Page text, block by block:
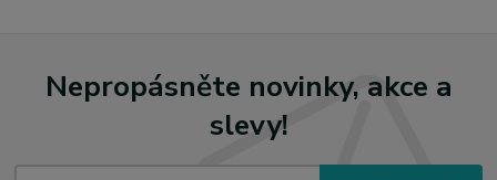
Nepropásněte novinky, akce a
slevy!